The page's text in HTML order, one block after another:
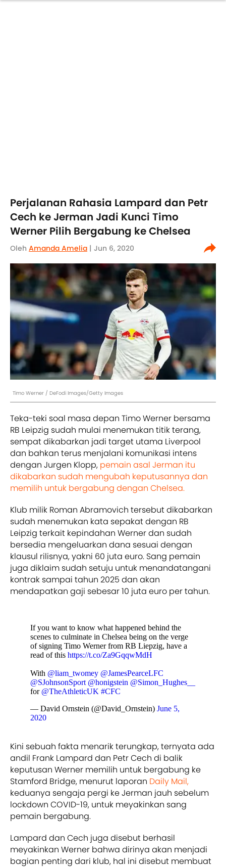
Perjalanan Rahasia Lampard dan Petr
Cech ke Jerman Jadi Kunci Timo
Werner Pilih Bergabung ke Chelsea
Oleh Amanda Amelia | Jun 6, 2020
Timo Werner / DeFodi Images/Getty Images
Teka-teki soal masa depan Timo Werner bersama
RB Leipzig sudah mulai menemukan titik terang,
sempat dikabarkan jadi target utama Liverpool
dan bahkan terus menjalani komunikasi intens
dengan Jurgen Klopp, pemain asal Jerman itu
dikabarkan sudah mengubah keputusannya dan
memilih untuk bergabung dengan Chelsea.
Klub milik Roman Abramovich tersebut dikabarkan
sudah menemukan kata sepakat dengan RB
Leipzig terkait kepindahan Werner dan sudah
bersedia mengeluarkan dana sesuai dengan
klausul rilisnya, yakni 60 juta euro. Sang pemain
juga diklaim sudah setuju untuk menandatangani
kontrak sampai tahun 2025 dan akan
mendapatkan gaji sebesar 10 juta euro per tahun.
If you want to know what happened behind the
scenes to culminate in Chelsea being on the verge
of signing Timo Werner from RB Liepzig, have a
read of this https://t.co/Za9GqqwMdH
With @liam_twomey @JamesPearceLFC
@SJohnsonSport @honigstein @Simon_Hughes__
for @TheAthleticUK #CFC
— David Ornstein (@David_Ornstein) June 5,
2020
Kini sebuah fakta menarik terungkap, ternyata ada
andil Frank Lampard dan Petr Cech di balik
keputusan Werner memilih untuk bergabung ke
Stamford Bridge, menurut laporan Daily Mail,
keduanya sengaja pergi ke Jerman jauh sebelum
lockdown COVID-19, untuk meyakinkan sang
pemain bergabung.
Lampard dan Cech juga disebut berhasil
meyakinkan Werner bahwa dirinya akan menjadi
bagian penting dari klub, hal ini disebut membuat